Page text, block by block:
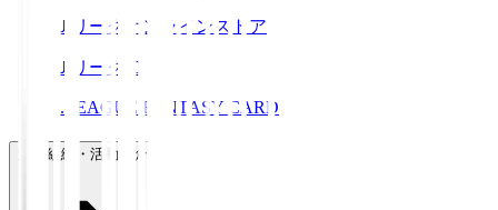
Ｊリーグオンラインストア
ＪリーグID
J.LEAGUE FANTASY CARD
運営組織・活動紹介